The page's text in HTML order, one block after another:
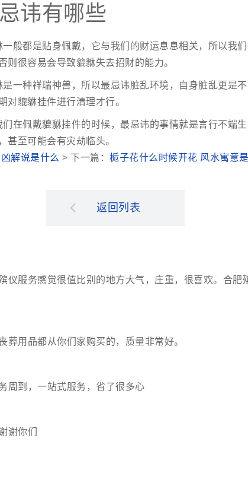
讳有哪些
般都是贴身佩戴，它与我们的财运息息相关，所以我
则很容易会导致貔貅失去招财的能力。
一种祥瑞神兽，所以最忌讳脏乱环境，自身脏乱更是
对貔貅挂件进行清理才行。
在佩戴貔貅挂件的时候，最忌讳的事情就是言行不端
甚至可能会有灾劫临头。
解说是什么 > 下一篇： 栀子花什么时候开花 风水寓意
返回列表
仪服务感觉很值比别的地方大气，庄重，很喜欢。合
用品都从你们家购买的，质量非常好。
周到，一站式服务，省了很多心
谢你们